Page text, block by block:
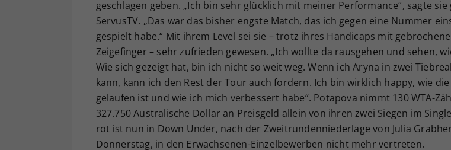
geschlagen geben. „Ich bin sehr glücklich mit meiner Performance“, sagte
ServusTV. „Das war das bisher engste Match, das ich gegen eine Nummer
gespielt habe.“ Mit ihrem Level sei sie – trotz ihres Handicaps mit
Zeigefinger – sehr zufrieden gewesen. „Ich wollte da rausgehen und sehen,
Wie sich gezeigt hat, bin ich nicht so weit weg. Wenn ich Aryna in zwei
kann, kann ich den Rest der Tour auch fordern. Ich bin wirklich happy, wie die
gelaufen ist und wie ich mich verbessert habe“. Potapova nimmt 130 WTA-
327.750 Australische Dollar an Preisgeld allein von ihren zwei Siegen im
rot ist nun in Down Under, nach der Zweitrundenniederlage von Julia
Donnerstag, in den Erwachsenen-Einzelbewerben nicht mehr vertreten.